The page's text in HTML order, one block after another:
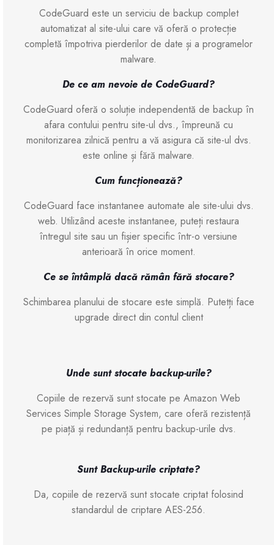
CodeGuard este un serviciu de backup complet
automatizat al site-ului care vă oferă o protecție
completă împotriva pierderilor de date și a programelor
malware.
De ce am nevoie de CodeGuard?
CodeGuard oferă o soluție independentă de backup în
afara contului pentru site-ul dvs., împreună cu
monitorizarea zilnică pentru a vă asigura că site-ul dvs.
este online și fără malware.
Cum funcționează?
CodeGuard face instantanee automate ale site-ului dvs.
web. Utilizând aceste instantanee, puteți restaura
întregul site sau un fișier specific într-o versiune
anterioară în orice moment.
Ce se întâmplă dacă rămân fără stocare?
Schimbarea planului de stocare este simplă. Putetți face
upgrade direct din contul client
Unde sunt stocate backup-urile?
Copiile de rezervă sunt stocate pe Amazon Web
Services Simple Storage System, care oferă rezistență
pe piață și redundanță pentru backup-urile dvs.
Sunt Backup-urile criptate?
Da, copiile de rezervă sunt stocate criptat folosind
standardul de criptare AES-256.